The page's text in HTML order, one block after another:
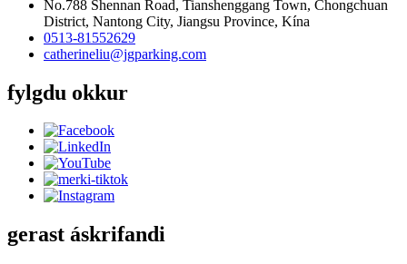
No.788 Shennan Road, Tianshenggang Town, Chongchuan
District, Nantong City, Jiangsu Province, Kína
0513-81552629
catherineliu@jgparking.com
fylgdu okkur
gerast áskrifandi